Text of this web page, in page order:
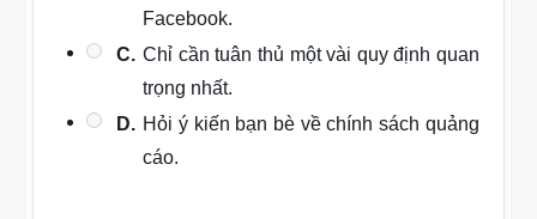
Facebook.
C. Chỉ cần tuân thủ một vài quy định quan
trọng nhất.
D. Hỏi ý kiến bạn bè về chính sách quảng
cáo.